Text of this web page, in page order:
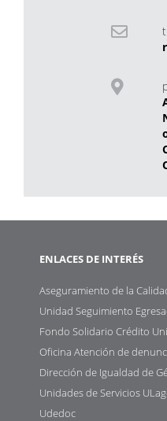
ENLACES DE INTERÉS
Aseguramiento de la
Unidad Seguimiento
Fondo Solidario Crédito
Oficina Atención de
Dirección de Igualdad de
Unidades de Servicios
Udedoc